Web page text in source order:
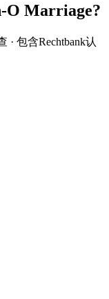
O Marriage?
· 包含Rechtbank认